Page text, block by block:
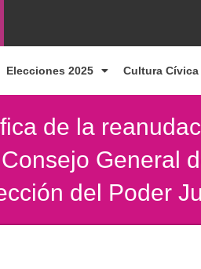
Elecciones 2025 Cultura Cívica
de la
General
del Poder